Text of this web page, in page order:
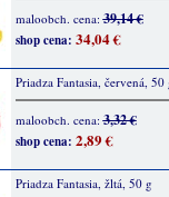
maloobch. cena:39,14 €
shop cena: 34,04 €
Priadza Fantasia, červená, 50
maloobch. cena:3,32 €
shop cena: 2,89 €
Priadza Fantasia, žltá, 50 g